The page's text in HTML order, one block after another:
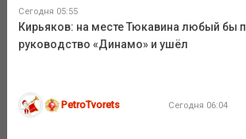
Сегодня 05:55
Кирьяков: на месте Тюкавина любый бы
руководство «Динамо» и ушёл
PetroTvorets Сегодня 06:04